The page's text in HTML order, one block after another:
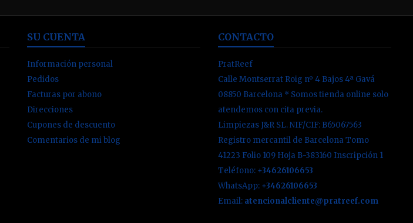
SU CUENTA
Información personal
Pedidos
Facturas por abono
Direcciones
Cupones de descuento
Comentarios de mi blog
CONTACTO
PratReef
Calle Montserrat Roig nº 4 Bajos 4ª Gavá
08850 Barcelona * Somos tienda online solo
atendemos con cita previa.
Limpiezas J&R SL. NIF/CIF: B65067563
Registro mercantil de Barcelona Tomo
41223 Folio 109 Hoja B-383160 Inscripción 1
Teléfono: +34626106653
WhatsApp: +34626106653
Email: atencionalcliente@pratreef.com